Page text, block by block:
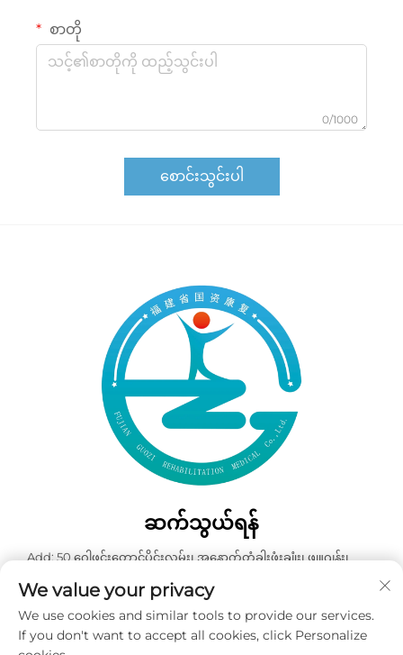
စာတို
0/1000
စောင်းသွင်းပါ
ဆက်သွယ်ရန်
Add: 50 ဂေါဖင်းတောင်ပိုင်းလမ်း၊ အနောက်တံခါးဖုံးချုံး၊ ဖျူဂျန်း၊
+86-19859128239
အီးမေးလ်:[email protected]
We value your privacy
We use cookies and similar tools to provide our services.
If you don't want to accept all cookies, click Personalize